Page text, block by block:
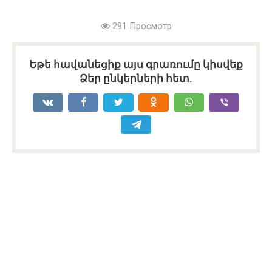
291 Просмотр
Եթե հավանեցիք այս գրառումը կիսվեք
Ձեր ընկերների հետ.